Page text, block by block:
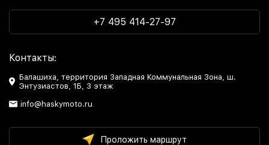
+7 495 414-27-97
Контакты:
Балашиха, территория Западная Коммунальная Зона, ш.
Энтузиастов, 1Б, 3 этаж
info@haskymoto.ru
Проложить маршрут